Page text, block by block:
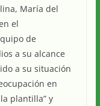
María del
el
de
a su alcance
a su situación
en
plantilla” y